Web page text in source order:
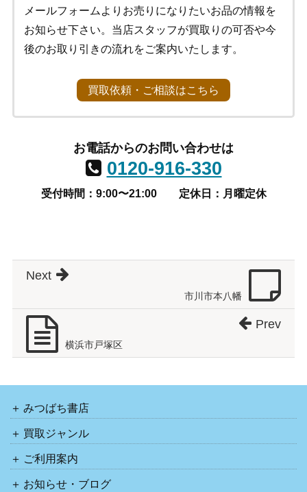
メールフォームよりお売りになりたいお品の情報を
お知らせ下さい。当店スタッフが買取りの可否や今
後のお取り引きの流れをご案内いたします。
買取依頼・ご相談はこちら
お電話からのお問い合わせは
0120-916-330
受付時間：9:00〜21:00 定休日：月曜定休
市川市本八幡
Next
横浜市戸塚区
Prev
みつばち書店
買取ジャンル
ご利用案内
お知らせ・ブログ